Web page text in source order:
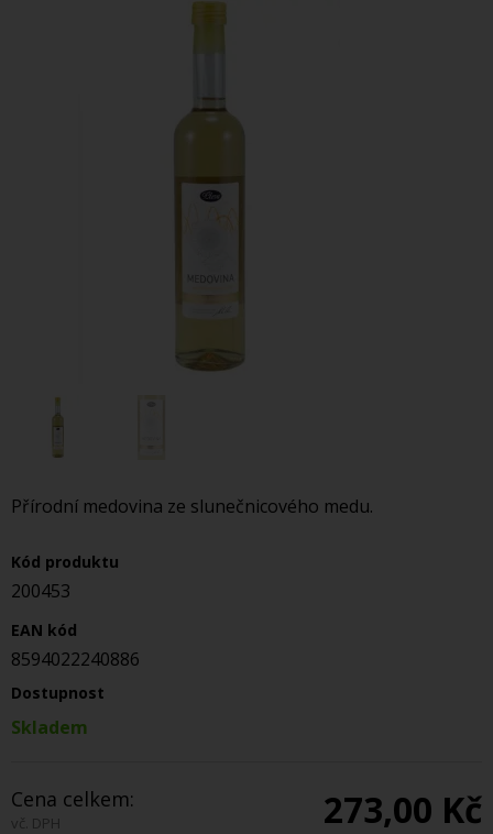
Přírodní medovina ze slunečnicového medu.
Kód produktu
200453
EAN kód
8594022240886
Dostupnost
Skladem
Cena celkem:
vč. DPH 273,00 Kč